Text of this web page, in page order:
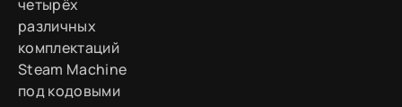
четырёх
различных
комплектаций
Steam Machine
под кодовыми